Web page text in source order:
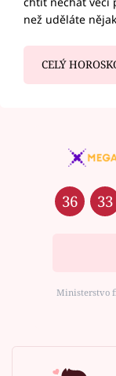
než uděláte
CELÝ
36 33
Ministerstvo